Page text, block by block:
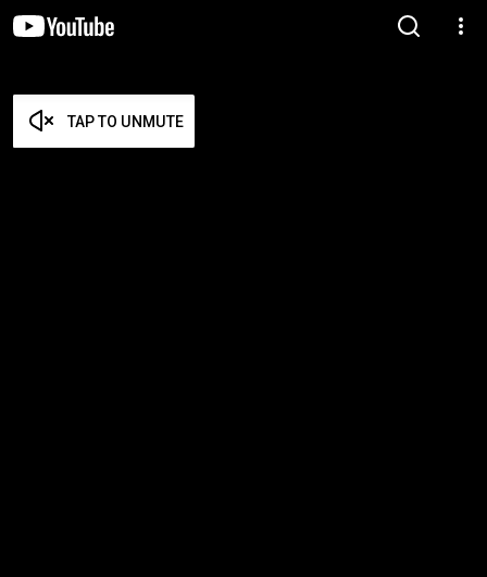
TAP TO UNMUTE